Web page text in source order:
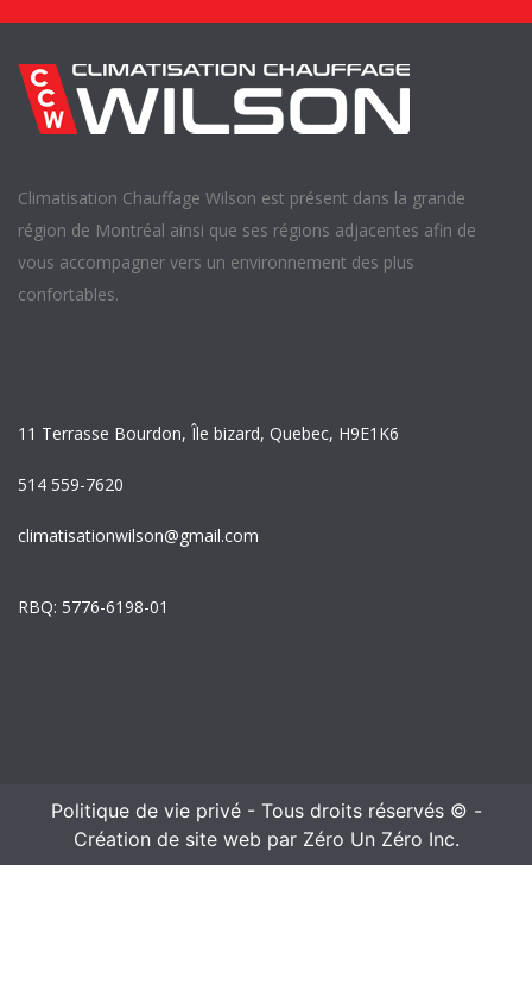
Climatisation Chauffage Wilson est présent dans la grande
région de Montréal ainsi que ses régions adjacentes afin de
vous accompagner vers un environnement des plus
confortables.
11 Terrasse Bourdon, Île bizard, Quebec, H9E1K6
514 559-7620
climatisationwilson@gmail.com
RBQ: 5776-6198-01
Politique de vie privé - Tous droits réservés © -
Création de site web par Zéro Un Zéro Inc.